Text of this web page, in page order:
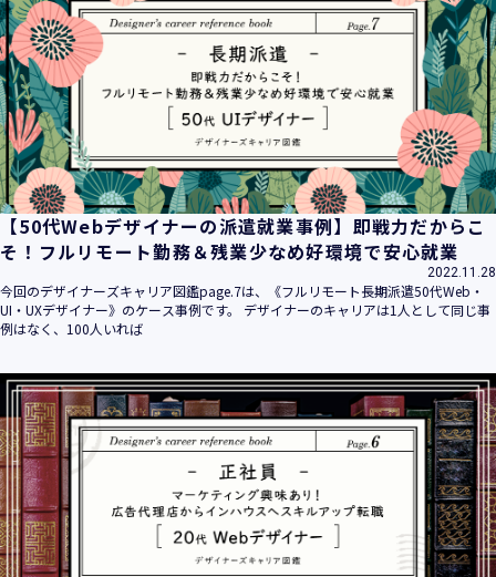
電話番号：03-6712-7970（土日休日を除く9:00～18:00）
平成16年 2月 1日
平成21年 3月23日 改訂
平成23年 4月 1日 改訂
平成26年 9月10日 改訂
平成27年 6月24日 改訂
平成28年11月 1日 改訂
平成30年 7月 1日 改訂
令和6年 5月 1日 改訂
令和7年 2月17日 改訂
株式会社ユウクリ（以下「当社」といいます。）が取得する
個人情報とは、個人の識別に係る以下の情報をいいます。
カード情報、ログインID、パスワード、ニックネーム、IPア
ドレス等において、特定の個人を識別できる情報
（他の情報と照合することができ、それにより特定の個人を
識別することができることとなるものを含みます。）
・当社の運営・提供するサービス（以下総称して「当社サー
ビス」といいます。）において、お客様が、当社でご利用に
なったサービスの内容、ご利用日時、ご利用回数などのご利
用内容及びご利用履歴に関する情報
【50代Webデザイナーの派遣就業事例】即戦力だからこ
そ！フルリモート勤務＆残業少なめ好環境で安心就業
2022.11.28
今回のデザイナーズキャリア図鑑page.7は、《フルリモート長期派遣50代Web・
UI・UXデザイナー》のケース事例です。 デザイナーのキャリアは1人として同じ事
例はなく、100人いれば